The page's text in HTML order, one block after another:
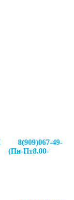
8(909)067-49-
д.13Г